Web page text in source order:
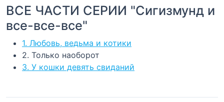
ВСЕ ЧАСТИ СЕРИИ "Сигизмунд и
все-все-все"
1. Любовь, ведьма и котики
2. Только наоборот
3. У кошки девять свиданий